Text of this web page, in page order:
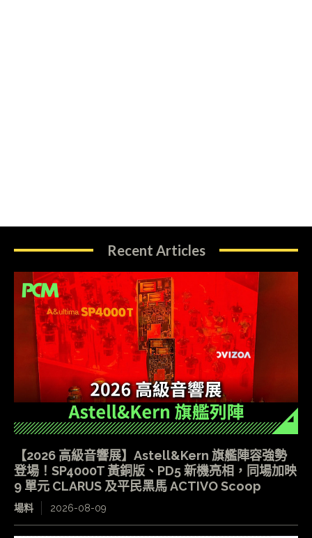
Recent Articles
【2026 高級音響展】Astell&Kern 旗艦陣容強勢
登場！SP4000T 黃銅版、PD5 新機亮相，同場加映
9 單元 CLARUS 及平民黑馬 ACTIVO Scoop
場料 2026-08-09